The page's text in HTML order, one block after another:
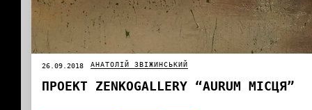
26.09.2018 АНАТОЛІЙ ЗВІЖИНСЬКИЙ
ПРОЕКТ ZENKOGALLERY “AURUM МІСЦЯ”